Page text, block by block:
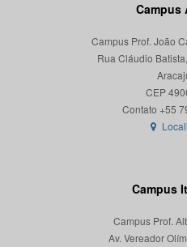
Campus
Campus Prof. João
Rua Cláudio
CEP
Campus
Campus Prof.
Av. Vereador